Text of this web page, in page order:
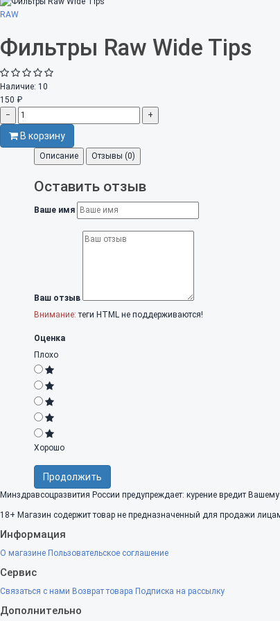
RAW
Фильтры Raw Wide Tips
Наличие: 10
150 ₽
−
+
В корзину
Описание Отзывы (0)
Оставить отзыв
Ваше имя
Ваш отзыв
Внимание: теги HTML не поддерживаются!
Оценка
Плохо
Хорошо
Продолжить
Минздравсоцразвития России предупреждает: курение вредит
18+ Магазин содержит товар не предназначенный для продажи
Информация
О магазине Пользовательское соглашение
Сервис
Связаться с нами Возврат товара Подписка на рассылку
Дополнительно